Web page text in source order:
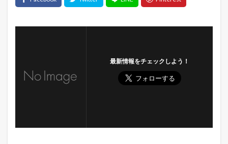
最新情報をチェックしよう！